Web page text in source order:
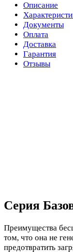
Описание
Документы
Оплата
Доставка
Гарантия
Отзывы
Серия
Преимущества
том, что она не
предотвратить